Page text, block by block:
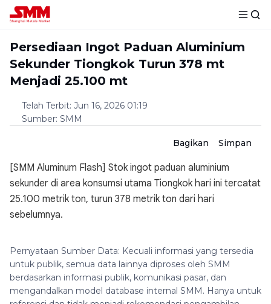
Persediaan Ingot Paduan Aluminium
Sekunder Tiongkok Turun 378 mt
Menjadi 25.100 mt
Telah Terbit: Jun 16, 2026 01:19
Sumber: SMM
Bagikan Simpan
[SMM Aluminum Flash] Stok ingot paduan aluminium
sekunder di area konsumsi utama Tiongkok hari ini tercatat
25.100 metrik ton, turun 378 metrik ton dari hari
sebelumnya.
Pernyataan Sumber Data: Kecuali informasi yang tersedia
untuk publik, semua data lainnya diproses oleh SMM
berdasarkan informasi publik, komunikasi pasar, dan
mengandalkan model database internal SMM. Hanya untuk